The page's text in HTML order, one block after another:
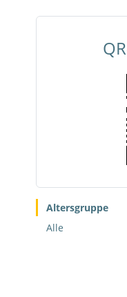
Altersgruppe
Alle